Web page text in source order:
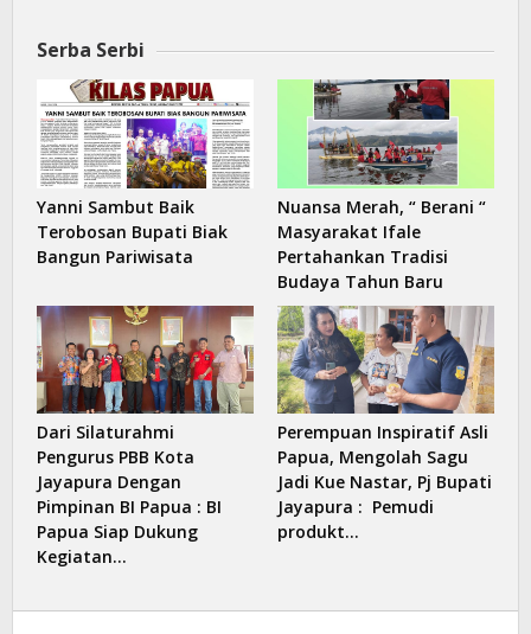
Serba Serbi
Yanni Sambut Baik
Terobosan Bupati Biak
Bangun Pariwisata
Nuansa Merah, “ Berani “
Masyarakat Ifale
Pertahankan Tradisi
Budaya Tahun Baru
Dari Silaturahmi
Pengurus PBB Kota
Jayapura Dengan
Pimpinan BI Papua : BI
Papua Siap Dukung
Kegiatan…
Perempuan Inspiratif Asli
Papua, Mengolah Sagu
Jadi Kue Nastar, Pj Bupati
Jayapura : Pemudi
produkt…